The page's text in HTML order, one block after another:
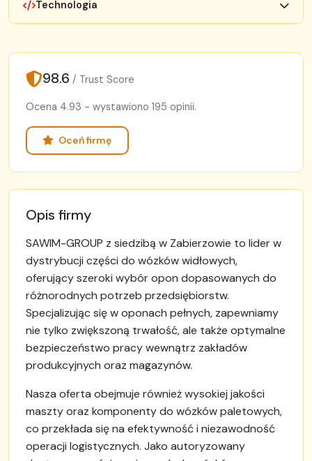
Technologia
98.6 / Trust Score
Ocena 4.93 - wystawiono 195 opinii.
Oceń firmę
Opis firmy
SAWIM-GROUP z siedzibą w Zabierzowie to lider w
dystrybucji części do wózków widłowych,
oferujący szeroki wybór opon dopasowanych do
różnorodnych potrzeb przedsiębiorstw.
Specjalizując się w oponach pełnych, zapewniamy
nie tylko zwiększoną trwałość, ale także optymalne
bezpieczeństwo pracy wewnątrz zakładów
produkcyjnych oraz magazynów.
Nasza oferta obejmuje również wysokiej jakości
maszty oraz komponenty do wózków paletowych,
co przekłada się na efektywność i niezawodność
operacji logistycznych. Jako autoryzowany